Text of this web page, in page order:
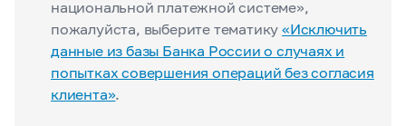
национальной платежной системе»,
пожалуйста, выберите тематику«Исключить
данные из базы Банка России о случаях и
попытках совершения операций без согласия
клиента».